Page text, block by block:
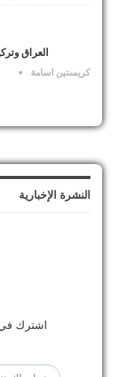
العراق
كريستين اسامة
النشرة الإخبارية
اشترك في